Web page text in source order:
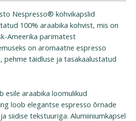
Nespresso® kohvikapslid
100% araabika kohvist, mis on
Ameerika parimatest
on aromaatne espresso
pehme täidluse ja tasakaalustatud
esile araabika loomulikud
loob elegantse espresso õrnade
siidise tekstuuriga. Alumiiniumkapsel